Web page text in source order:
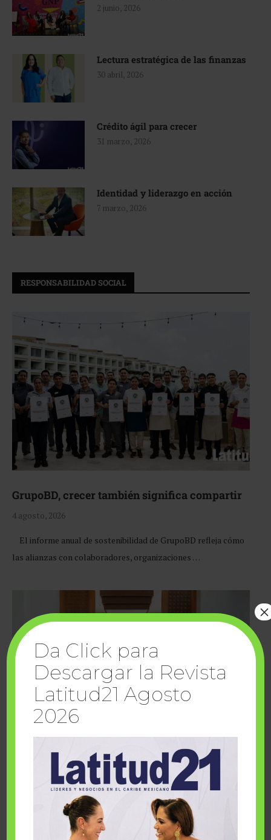
2 junio, 2026
Lectura estratégica de las finanzas
30 abril, 2026
Crédito ágil para crecer
31 marzo, 2026
Identidad y liderazgo en acción
7 marzo, 2026
RESPONSABILIDAD SOCIAL
GrupoBD, crecer también significa compartir
4 agosto, 2026
El informe anual de sostenibilidad de GrupoBD refleja cómo
las alianzas con colaboradores, organizaciones …
Cuando la solidaridad inspira; cumplen
sueños Fairmont Mayakoba y Make-A-Wish
Da Click para
Descargar la Revista
Latitud21 Agosto
2026
×